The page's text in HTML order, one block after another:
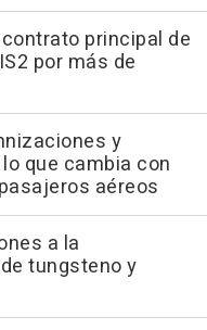
principal de
por más de
y
que cambia con
aéreos
a la
tungsteno y